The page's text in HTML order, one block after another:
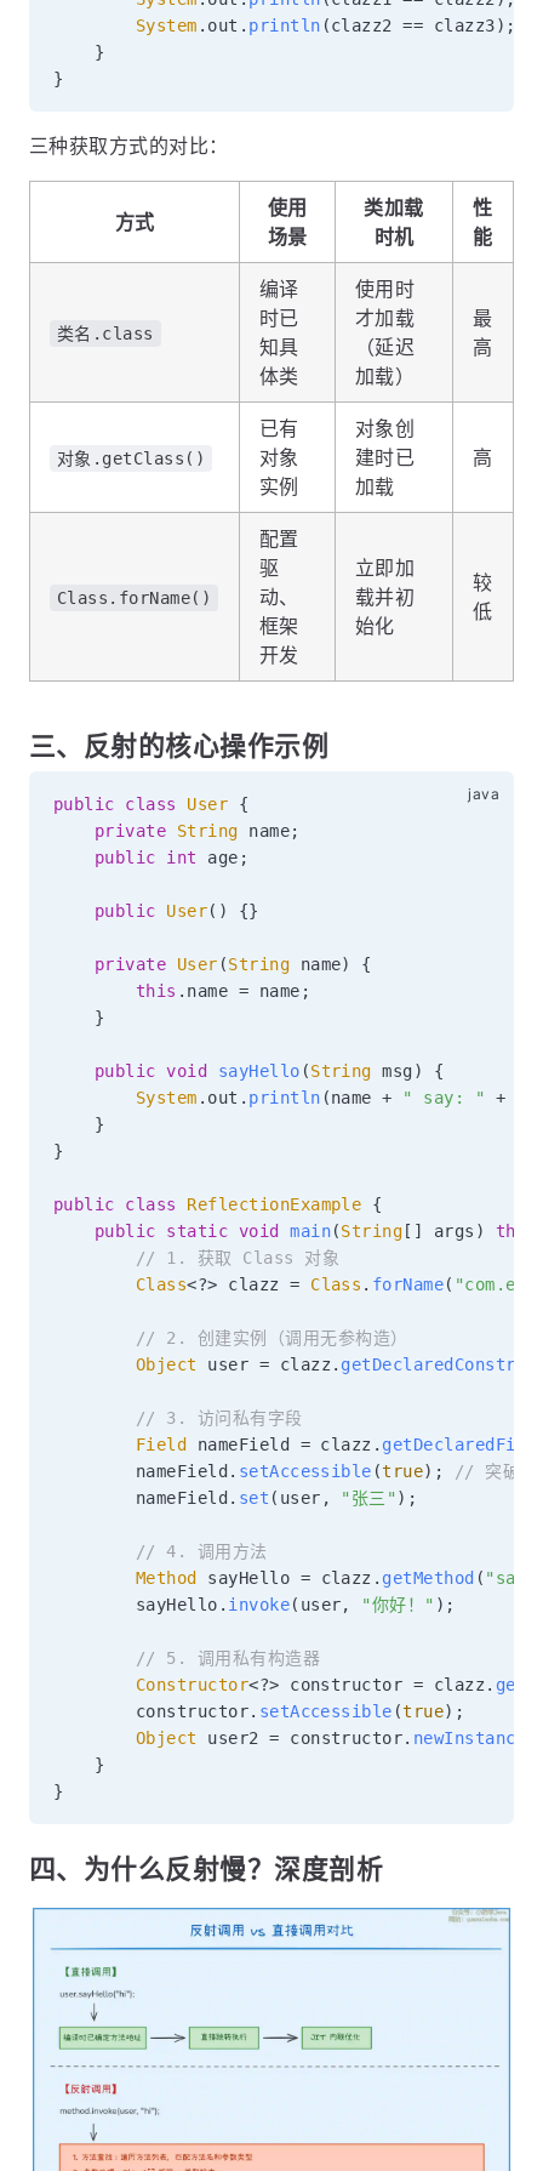
System . out . println (clazz2 == clazz3) ;
}
}
三种获取方式的对比：
方式
使用
场景
类加载
时机
性
能
类名.class
编译
时已
知具
体类
使用时
才加载
（延迟
加载）
最
高
对象.getClass()
已有
对象
实例
对象创
建时已
加载
高
Class.forName()
配置
驱
动、
框架
开发
立即加
载并初
始化
较
低
三、反射的核心操作示例
public class User
{
private
String name;
public
int age ;
public User( ) {}
private User (String name)
{
this . name = name ;
}
public void sayHello (String msg)
{
System . out . println (name + " say: " +
}
}
public class ReflectionExample
{
public
static void main(String [ ] args )
// 1. 获取 Class 对象
Class<?> clazz = Class . forName(
// 2. 创建实例（调用无参构造）
Object
user = clazz .
// 3. 访问私有字段
Field
nameField = clazz .
        nameField
. setAccessible (true) ;
// 突破
        nameField
. set ( user , "张三" ) ;
// 4. 调用方法
Method
sayHello = clazz . getMethod (
        sayHello
. invoke( user, "你好！" ) ;
// 5. 调用私有构造器
Constructor<?> constructor = clazz .
        constructor
. setAccessible (true) ;
Object
user2 = constructor. newInstance
}
}
四、为什么反射慢？深度剖析